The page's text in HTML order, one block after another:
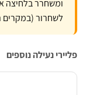
בלחיצה אחת. בלי
(במקרים רבים
נעילה נוספים